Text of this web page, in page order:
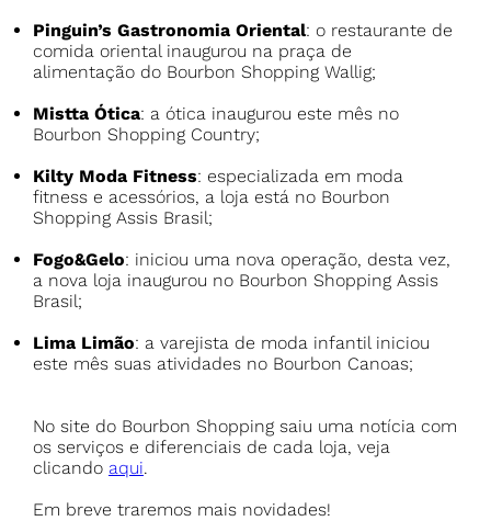
Pinguin’s Gastronomia Oriental: o restaurante de
comida oriental inaugurou na praça de
alimentação do Bourbon Shopping Wallig;
Mistta Ótica: a ótica inaugurou este mês no
Bourbon Shopping Country;
Kilty Moda Fitness: especializada em moda
fitness e acessórios, a loja está no Bourbon
Shopping Assis Brasil;
Fogo&Gelo: iniciou uma nova operação, desta vez,
a nova loja inaugurou no Bourbon Shopping Assis
Brasil;
Lima Limão: a varejista de moda infantil iniciou
este mês suas atividades no Bourbon Canoas;
No site do Bourbon Shopping saiu uma notícia com
os serviços e diferenciais de cada loja, veja
clicando aqui.
Em breve traremos mais novidades!